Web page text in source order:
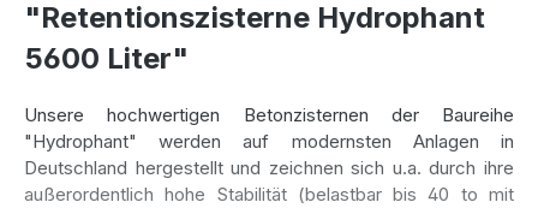
"Retentionszisterne Hydrophant
5600 Liter"
Unsere hochwertigen Betonzisternen der Baureihe
"Hydrophant" werden auf modernsten Anlagen in
Deutschland hergestellt und zeichnen sich u.a. durch ihre
außerordentlich hohe Stabilität (belastbar bis 40 to mit